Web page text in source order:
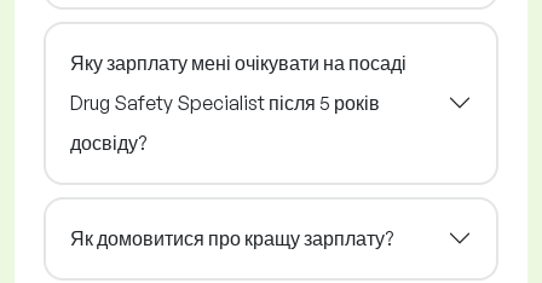
Яку зарплату мені очікувати на посаді
Drug Safety Specialist після 5 років
досвіду?
Як домовитися про кращу зарплату?